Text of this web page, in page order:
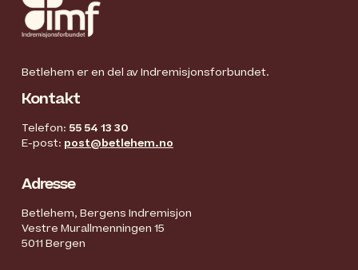
Betlehem er en del av Indremisjonsforbundet.
Kontakt
Telefon: 55 54 13 30
E-post: post@betlehem.no
Adresse
Betlehem, Bergens Indremisjon
Vestre Murallmenningen 15
5011 Bergen